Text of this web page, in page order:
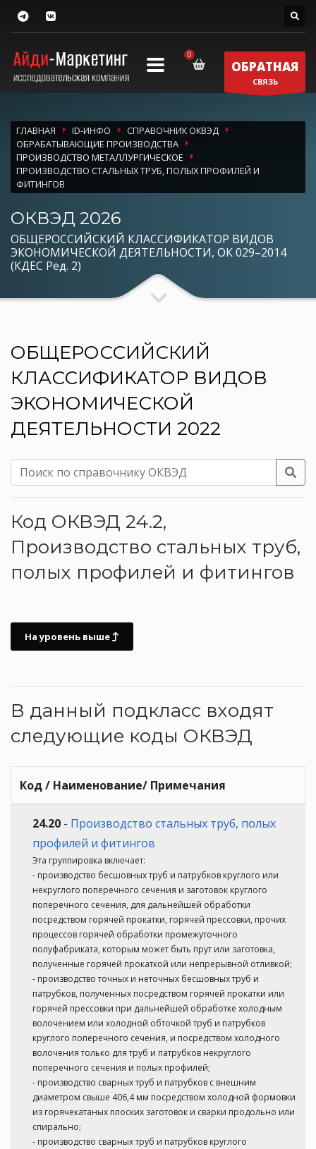
ОБРАТНАЯ
СВЯЗЬ
ГЛАВНАЯ ID-ИНФО
СПРАВОЧНИК ОКВЭД
ОБРАБАТЫВАЮЩИЕ ПРОИЗВОДСТВА
ПРОИЗВОДСТВО МЕТАЛЛУРГИЧЕСКОЕ
ПРОИЗВОДСТВО СТАЛЬНЫХ ТРУБ, ПОЛЫХ ПРОФИЛЕЙ И
ФИТИНГОВ
ОКВЭД 2026
ОБЩЕРОССИЙСКИЙ КЛАССИФИКАТОР ВИДОВ
ЭКОНОМИЧЕСКОЙ ДЕЯТЕЛЬНОСТИ, ОК 029–2014
(КДЕС Ред. 2)
ОБЩЕРОССИЙСКИЙ
КЛАССИФИКАТОР ВИДОВ
ЭКОНОМИЧЕСКОЙ
ДЕЯТЕЛЬНОСТИ 2022
Код ОКВЭД 24.2,
Производство стальных труб,
полых профилей и фитингов
На уровень выше
В данный подкласс входят
следующие коды ОКВЭД
Код / Наименование/ Примечания
24.20 - Производство стальных труб, полых
профилей и фитингов
Эта группировка включает:
- производство бесшовных труб и патрубков круглого или
некруглого поперечного сечения и заготовок круглого
поперечного сечения, для дальнейшей обработки
посредством горячей прокатки, горячей прессовки, прочих
процессов горячей обработки промежуточного
полуфабриката, которым может быть прут или заготовка,
полученные горячей прокаткой или непрерывной отливкой;
- производство точных и неточных бесшовных труб и
патрубков, полученных посредством горячей прокатки или
горячей прессовки при дальнейшей обработке холодным
волочением или холодной обточкой труб и патрубков
круглого поперечного сечения, и посредством холодного
волочения только для труб и патрубков некруглого
поперечного сечения и полых профилей;
- производство сварных труб и патрубков с внешним
диаметром свыше 406,4 мм посредством холодной формовки
из горячекатаных плоских заготовок и сварки продольно или
спирально;
- производство сварных труб и патрубков круглого